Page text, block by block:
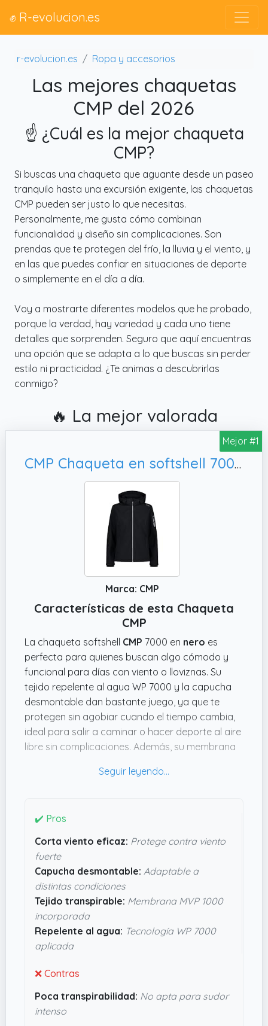
✊ R-evolucion.es
r-evolucion.es Ropa y accesorios
Las mejores chaquetas
CMP del 2026
☝️ ¿Cuál es la mejor chaqueta
CMP?
Si buscas una chaqueta que aguante desde un paseo
tranquilo hasta una excursión exigente, las chaquetas
CMP pueden ser justo lo que necesitas.
Personalmente, me gusta cómo combinan
funcionalidad y diseño sin complicaciones. Son
prendas que te protegen del frío, la lluvia y el viento, y
en las que puedes confiar en situaciones de deporte
o simplemente en el día a día.
Voy a mostrarte diferentes modelos que he probado,
porque la verdad, hay variedad y cada uno tiene
detalles que sorprenden. Seguro que aquí encuentras
una opción que se adapta a lo que buscas sin perder
estilo ni practicidad. ¿Te animas a descubrirlas
conmigo?
🔥 La mejor valorada
Mejor #1
CMP Chaqueta en softshell 7000 39A5006 Chaqueta, M
Marca: CMP
Características de esta Chaqueta
CMP
La chaqueta softshell CMP 7000 en nero es
perfecta para quienes buscan algo cómodo y
funcional para días con viento o lloviznas. Su
tejido repelente al agua WP 7000 y la capucha
desmontable dan bastante juego, ya que te
protegen sin agobiar cuando el tiempo cambia,
ideal para salir a caminar o hacer deporte al aire
libre sin complicaciones. Además, su membrana
demasiado, porque es bastante transpirable.
ligera pero resistente, lo que facilita llevarla en
que reste movilidad. La combinación entre
resistencia al viento y repelencia al agua hace
que valga la pena si buscas algo tosco pero
cómodo. En definitiva, parece una apuesta fiable
para el día a día sin grandes pretensiones
técnicas pero con buen rendimiento.
✔️ Pros
Corta viento eficaz: Protege contra viento
fuerte
Capucha desmontable: Adaptable a
distintas condiciones
Tejido transpirable: Membrana MVP 1000
incorporada
Repelente al agua: Tecnología WP 7000
aplicada
❌ Contras
Poca transpirabilidad: No apta para sudor
intenso